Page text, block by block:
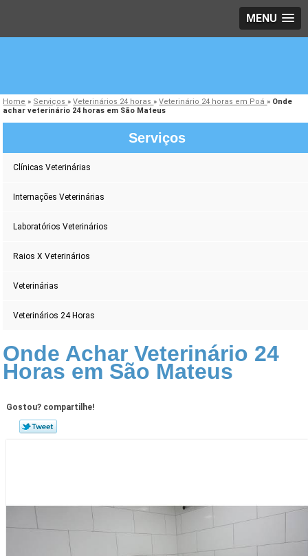
MENU
Home » Serviços»Veterinários 24 horas»Veterinário 24 horas em Poá» Onde
achar veterinário 24 horas em São Mateus
Serviços
Clínicas Veterinárias
Internações Veterinárias
Laboratórios Veterinários
Raios X Veterinários
Veterinárias
Veterinários 24 Horas
Onde Achar Veterinário 24
Horas em São Mateus
Gostou? compartilhe!